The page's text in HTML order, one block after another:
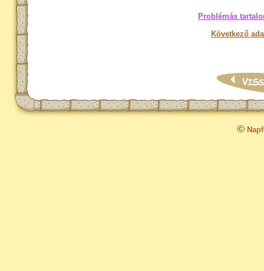
Problémás
Következő
©